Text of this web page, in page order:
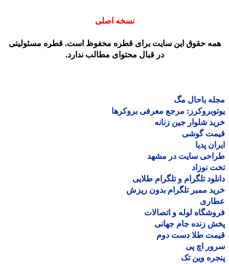
نسخه اصلی
حقوق این سایت برای قطره محفوظ است. قطره مسئولیتی
در قبال محتوای مطالب ندارد.
باحال مگ
مرجع معرفی بروکرها
شلوار جین زنانه
گوشی
پدیا
سایت در مشهد
نوزاد
تلگرام و تلگرام طلایی
ممبر تلگرام بدون ریزش
لوله و اتصالات
زنده جام جهانی
طلا دست دوم
اچ پی
وین تک